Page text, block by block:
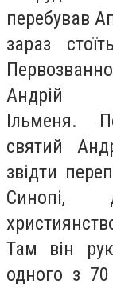
перебував
зараз
Андрій
Ільменя.
святий
звідти
Синопі,
Там він
одного з 70